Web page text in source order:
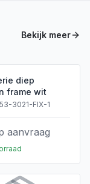
Bekijk meer
diep
frame wit
3021-FIX-1
aanvraag